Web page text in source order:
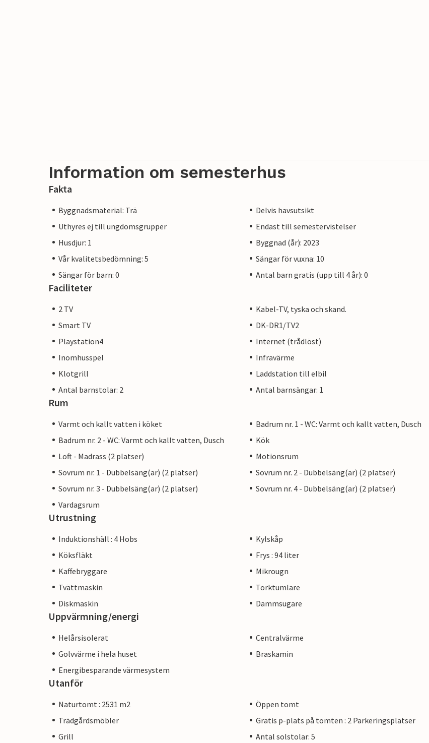
Information om semesterhus
Fakta
Byggnadsmaterial: Trä
Delvis havsutsikt
Uthyres ej till ungdomsgrupper
Endast till semestervistelser
Husdjur: 1
Byggnad (år): 2023
Vår kvalitetsbedömning: 5
Sängar för vuxna: 10
Sängar för barn: 0
Antal barn gratis (upp till 4 år): 0
Faciliteter
2 TV
Kabel-TV, tyska och skand.
Smart TV
DK-DR1/TV2
Playstation4
Internet (trådlöst)
Inomhusspel
Infravärme
Klotgrill
Laddstation till elbil
Antal barnstolar: 2
Antal barnsängar: 1
Rum
Varmt och kallt vatten i köket
Badrum nr. 1 - WC: Varmt och kallt vatten, Dusch
Badrum nr. 2 - WC: Varmt och kallt vatten, Dusch
Kök
Loft - Madrass (2 platser)
Motionsrum
Sovrum nr. 1 - Dubbelsäng(ar) (2 platser)
Sovrum nr. 2 - Dubbelsäng(ar) (2 platser)
Sovrum nr. 3 - Dubbelsäng(ar) (2 platser)
Sovrum nr. 4 - Dubbelsäng(ar) (2 platser)
Vardagsrum
Utrustning
Induktionshäll : 4 Hobs
Kylskåp
Köksfläkt
Frys : 94 liter
Kaffebryggare
Mikrougn
Tvättmaskin
Torktumlare
Diskmaskin
Dammsugare
Uppvärmning/energi
Helårsisolerat
Centralvärme
Golvvärme i hela huset
Braskamin
Energibesparande värmesystem
Utanför
Naturtomt : 2531 m2
Öppen tomt
Trädgårdsmöbler
Gratis p-plats på tomten : 2 Parkeringsplatser
Grill
Antal solstolar: 5